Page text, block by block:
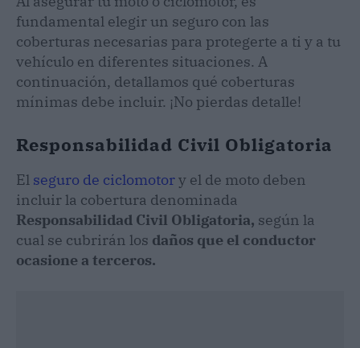
fundamental elegir un seguro con las
coberturas necesarias para protegerte a ti y a tu
vehículo en diferentes situaciones. A
continuación, detallamos qué coberturas
mínimas debe incluir. ¡No pierdas detalle!
Responsabilidad Civil Obligatoria
El seguro de ciclomotory el de moto deben
incluir la cobertura denominada
Responsabilidad Civil Obligatoria, según la
cual se cubrirán los daños que el conductor
ocasione a terceros.